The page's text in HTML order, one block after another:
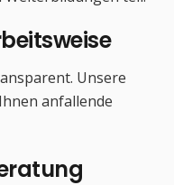
Unsere
anfallende